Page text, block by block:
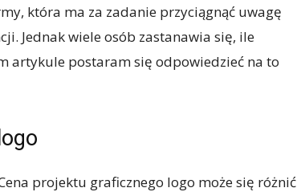
która ma za zadanie przyciągnąć uwagę
Jednak wiele osób zastanawia się, ile
artykule postaram się odpowiedzieć na to
projektu graficznego logo może się różnić